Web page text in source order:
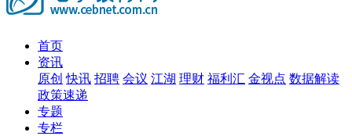
首页
资讯
原创 快讯 招聘 会议 江湖 理财 福利汇 金视点 数据解读
政策速递
专题
专栏